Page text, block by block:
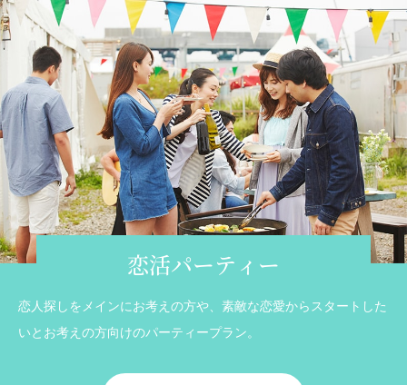
恋活パーティー
恋人探しをメインにお考えの方や、素敵な恋愛からスタートした
いとお考えの方向けのパーティープラン。